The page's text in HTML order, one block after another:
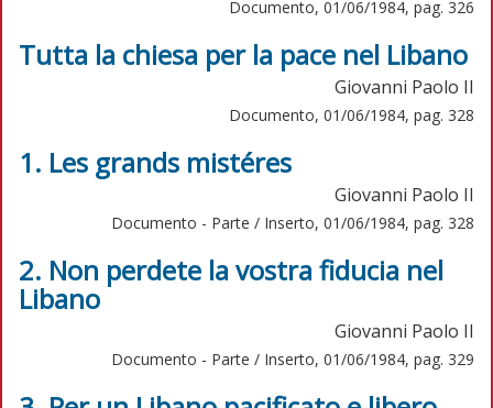
Documento, 01/06/1984, pag. 326
Tutta la chiesa per la pace nel Libano
Giovanni Paolo II
Documento, 01/06/1984, pag. 328
1. Les grands mistéres
Giovanni Paolo II
Documento - Parte / Inserto, 01/06/1984, pag. 328
2. Non perdete la vostra fiducia nel
Libano
Giovanni Paolo II
Documento - Parte / Inserto, 01/06/1984, pag. 329